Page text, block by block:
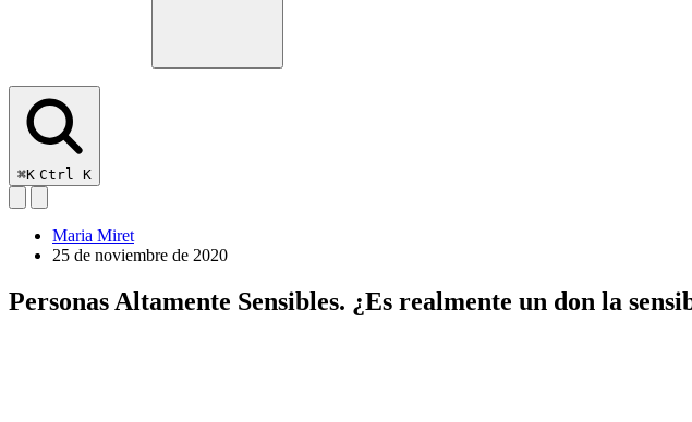
⌘K Ctrl K
Maria Miret
25 de noviembre de 2020
Personas Altamente Sensibles. ¿Es realmente un don la